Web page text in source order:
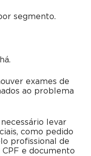
segmento.
exames de
ao problema
necessário levar
como pedido
profissional de
CPF e documento